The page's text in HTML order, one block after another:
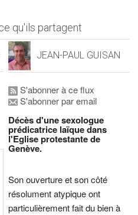
qu'ils partagent
JEAN-PAUL GUISAN
S'abonner à ce flux
S'abonner par email
Décès d'une sexologue
prédicatrice laïque dans
l'Eglise protestante de
Genève.
Son ouverture et son côté
résolument atypique ont
particulièrement fait du bien à